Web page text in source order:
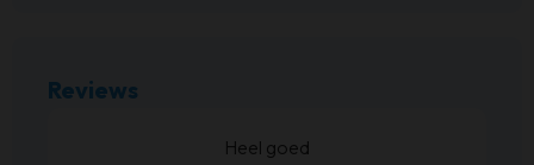
Reviews
Heel goed